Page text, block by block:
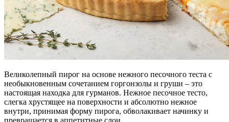
Великолепный пирог на основе нежного песочного теста с
необыкновенным сочетанием горгонзолы и груши – это
настоящая находка для гурманов. Нежное песочное тесто,
слегка хрустящее на поверхности и абсолютно нежное
внутри, принимая форму пирога, обволакивает начинку и
превращается в аппетитные слои.